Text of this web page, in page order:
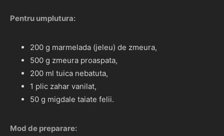
Pentru umplutura:
200 g marmelada (jeleu) de zmeura,
500 g zmeura proaspata,
200 ml tuica nebatuta,
1 plic zahar vanilat,
50 g migdale taiate felii.
Mod de preparare: